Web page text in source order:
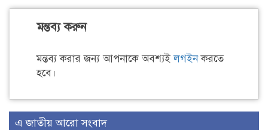
মন্তব্য করুন
মন্তব্য করার জন্য আপনাকে অবশ্যইলগইনকরতে
হবে।
এ জাতীয় আরো সংবাদ